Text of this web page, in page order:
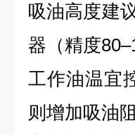
吸油高度建
器（精度
工作油温宜
则增加吸油阻